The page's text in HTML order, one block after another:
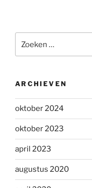
naar:
ARCHIEVEN
oktober 2024
oktober 2023
april 2023
augustus 2020